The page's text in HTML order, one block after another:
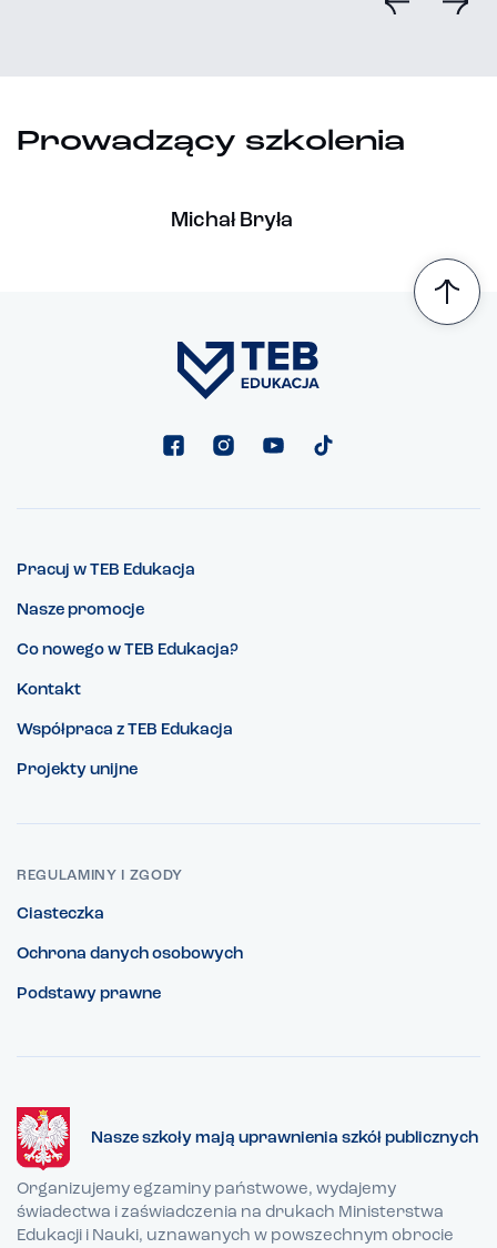
Prowadzący szkolenia
Michał Bryła
Pracuj w TEB Edukacja
Nasze promocje
Co nowego w TEB Edukacja?
Kontakt
Współpraca z TEB Edukacja
Projekty unijne
REGULAMINY I ZGODY
Ciasteczka
Ochrona danych osobowych
Podstawy prawne
Nasze szkoły mają uprawnienia szkół publicznych
Organizujemy egzaminy państwowe, wydajemy
świadectwa i zaświadczenia na drukach Ministerstwa
Edukacji i Nauki, uznawanych w powszechnym obrocie